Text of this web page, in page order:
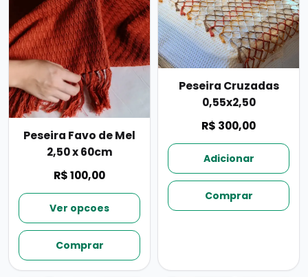
Peseira Favo de Mel
2,50 x 60cm
R$ 100,00
Ver opcoes
Comprar
Peseira Cruzadas
0,55x2,50
R$ 300,00
Adicionar
Comprar